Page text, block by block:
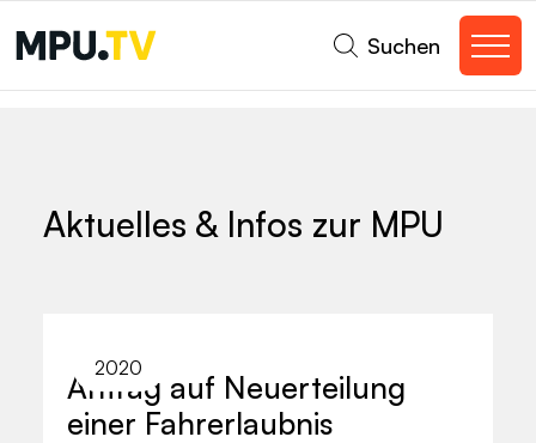
Aktuelles & Infos zur MPU
2020
Antrag auf Neuerteilung
einer Fahrerlaubnis
Suchen